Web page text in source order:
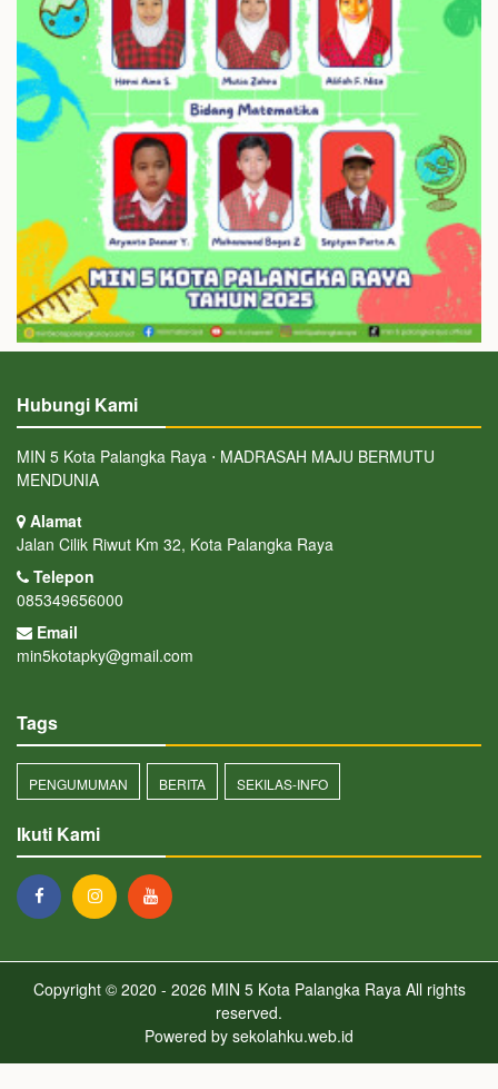
Hubungi Kami
MIN 5 Kota Palangka Raya ⋅ MADRASAH MAJU BERMUTU
MENDUNIA
Alamat
Jalan Cilik Riwut Km 32, Kota Palangka Raya
Telepon
085349656000
Email
min5kotapky@gmail.com
Tags
PENGUMUMAN BERITA SEKILAS-INFO
Ikuti Kami
Copyright © 2020 - 2026 MIN 5 Kota Palangka Raya All rights
reserved.
Powered by sekolahku.web.id